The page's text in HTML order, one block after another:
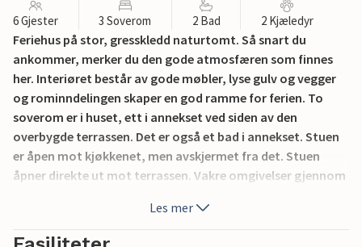
6 Gjester 3 Soverom 2 Bad 2 Kjæledyr
Feriehus på stor, gresskledd naturtomt. Så snart du
ankommer, merker du den gode atmosfæren som finnes
her. Interiøret består av gode møbler, lyse gulv og vegger
og rominndelingen skaper en god ramme for ferien. To
soverom er i huset, ett i annekset ved siden av den
overbygde terrassen. Det er også et bad i annekset. Stuen
er åpen mot kjøkkenet, men avskjermet fra det. Stuen
åpner direkte ut mot terrassen. Vakre omgivelser gjennom
fotturer og terrengsykling.Les mer